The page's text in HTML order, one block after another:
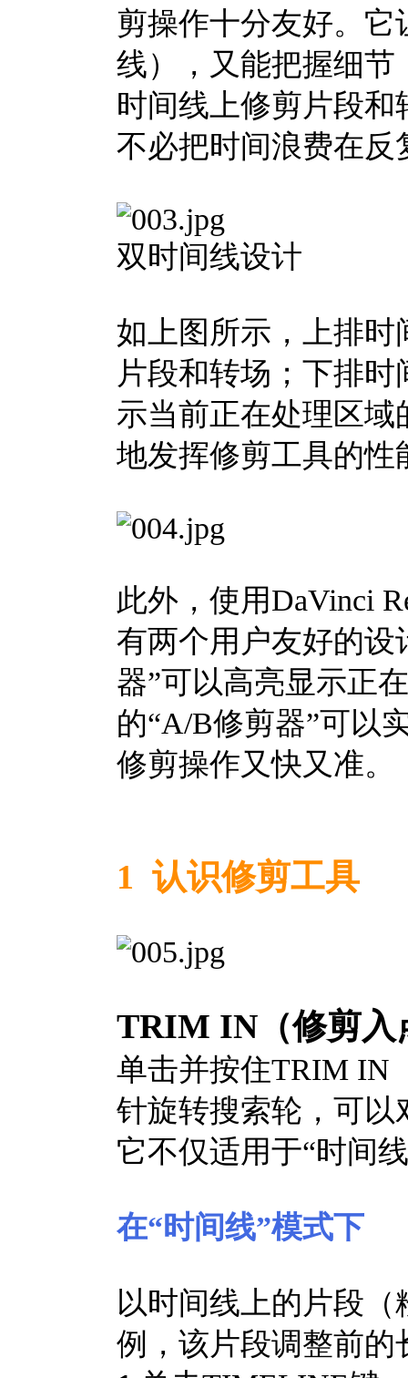
剪操作十分友好。
线），又能把握细
时间线上修剪片段
不必把时间浪费在
双时间线设计
如上图所示，上排
片段和转场；下排
示当前正在处理区
地发挥修剪工具的性
此外，使用DaVinci
有两个用户友好的设
器”可以高亮显示正
的“A/B修剪器”可以
修剪操作又快又准。
1 认识修剪工具
TRIM IN（修剪入
单击并按住TRIM IN
针旋转搜索轮，可
它不仅适用于“时间
在“时间线”模式下
以时间线上的片段（
例，该片段调整前的